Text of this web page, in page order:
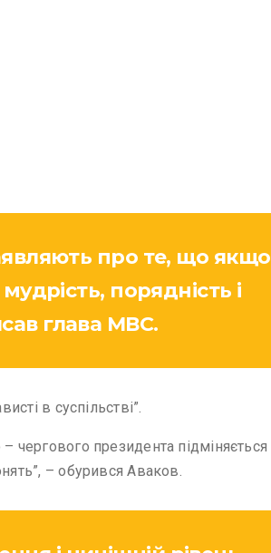
про те, що якщо
порядність і
глава МВС.
в суспільстві”.
чергового президента підміняється
– обурився Аваков.